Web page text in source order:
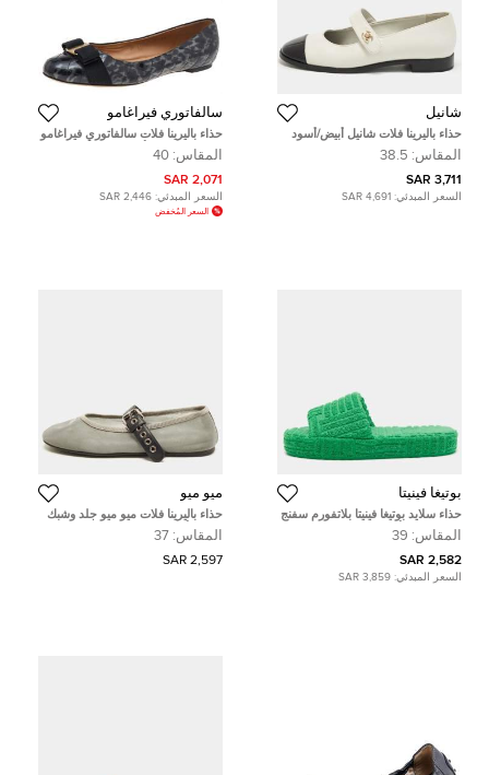
شانيل
حذاء باليرينا فلات شانيل أبيض/أسود
براق وغروغرين ماري جين مقاس 39
المقاس: 38.5
3,711 SAR
السعر المبدئي: 4,691 SAR
سالفاتوري فيراغامو
حذاء باليرينا فلات سالفاتوري فيراغامو
جلد لامع مبطن أسود مزين فيونكة
فارا مقاس 40
المقاس: 40
2,071 SAR
السعر المبدئي: 2,446 SAR
السعر المُخفض
بوتيغا فينيتا
حذاء سلايد بوتيغا فينيتا بلاتفورم سفنج
قماش قطن أخضر مناسب للمصايف
مقاس 39
المقاس: 39
2,582 SAR
السعر المبدئي: 3,859 SAR
ميو ميو
حذاء باليرينا فلات ميو ميو جلد وشبك
رمادي/أسود ماري جين مقاس 40
المقاس: 37
2,597 SAR